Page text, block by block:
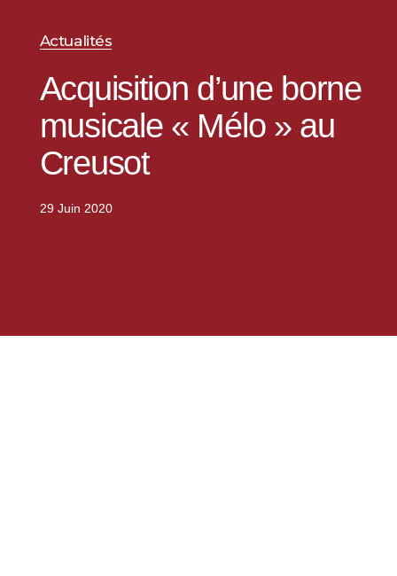
Actualités
Acquisition d’une borne
musicale « Mélo » au
Creusot
29 Juin 2020